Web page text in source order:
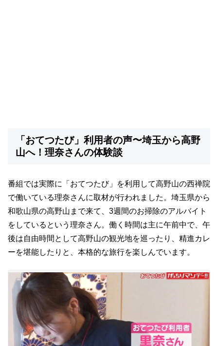
「おてつたび」利用者の声〜埼玉から高野
山へ！理奈さんの体験談
番組では実際に「おてつたび」を利用して高野山の西禅院
で働いている理奈さんに取材が行われました。埼玉県から
和歌山県の高野山まで来て、3週間のお掃除のアルバイト
をしているという理奈さん。働く時間は主に午前中で、午
後は自由時間として高野山の観光地を巡ったり、精進カレ
ーを堪能したりと、本格的な旅行を楽しんでいます。